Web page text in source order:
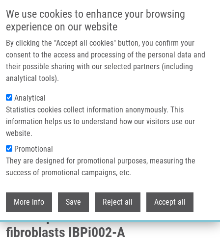
We use cookies to enhance your browsing
experience on our website
By clicking the "Accept all cookies" button, you confirm your
consent to the access and processing of the personal data and
their possible sharing with our selected partners (including
analytical tools).
Analytical
Statistics cookies collect information anonymously. This
information helps us to understand how our visitors use our
website.
Promotional
They are designed for promotional purposes, measuring the
success of promotional campaigns, etc.
More info Save Reject all Accept all
Header image
Drobečková navigace
Domů
Generation Of Human IPSCs From Human Prostate Cancer-associated
Fibroblasts IBPi002-A
Generation of human iPSCs from
human prostate cancer-associated
fibroblasts IBPi002-A